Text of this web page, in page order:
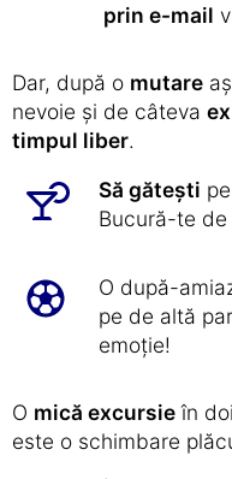
prin e-mail
Dar, după o mutare
nevoie și de câteva
timpul liber.
Să gătești
Bucură-te de
O după-
pe de altă
emoție!
O mică excursieîn doi
este o schimbare